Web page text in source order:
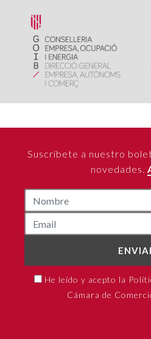
Suscríbete a nuestro
novedades.
He leído y acepto la
Cámara de